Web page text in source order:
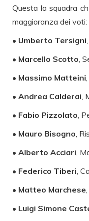
Questa la squadra
maggioranza dei voti:
• Umberto Tersigni
• Marcello Scotto ,
• Massimo Matteini
• Andrea Calderai
• Fabio Pizzolato ,
• Mauro Bisogno ,
• Alberto Acciari ,
• Federico Tiberi ,
• Matteo Marchese
• Luigi Simone